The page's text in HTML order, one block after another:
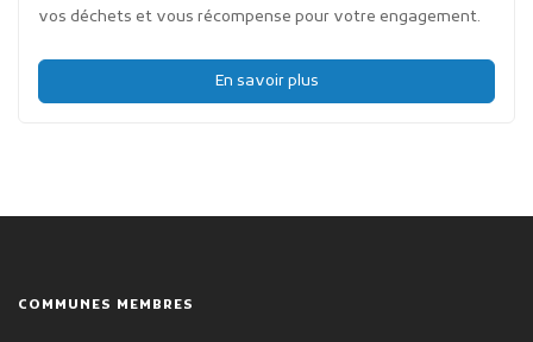
vos déchets et vous récompense pour votre engagement.
En savoir plus
COMMUNES MEMBRES